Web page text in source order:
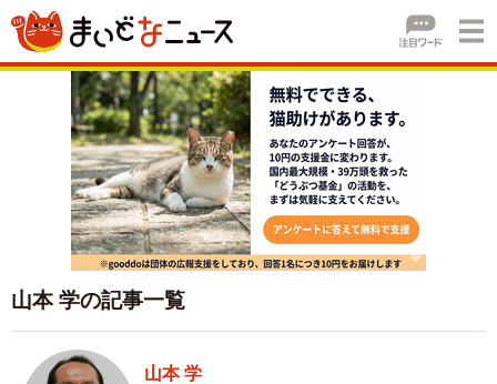
山本 学の記事一覧
山本 学